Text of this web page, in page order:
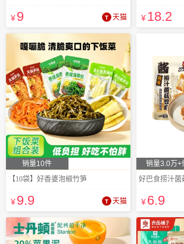
¥9 天猫 ¥18.2
销量10件
【10袋】好香婆泡椒竹笋
¥9.9 天猫
销量3.0万+
¥6.9